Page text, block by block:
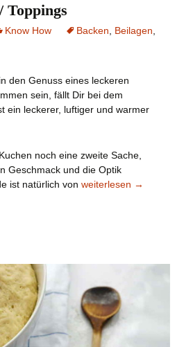
Toppings
Know How Backen, Beilagen,
den Genuss eines leckeren
sein, fällt Dir bei dem
ein leckerer, luftiger und warmer
noch eine zweite Sache,
Geschmack und die Optik
ist natürlich von Beilagen / Soßen /
weiterlesen →